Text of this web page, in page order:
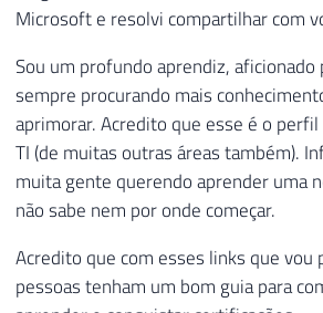
Microsoft e resolvi compartilhar com
Sou um profundo aprendiz, aficionado
sempre procurando mais
aprimorar. Acredito que esse é o
TI (de muitas outras áreas também).
muita gente querendo aprender uma
não sabe nem por onde começar.
Acredito que com esses links que vou
pessoas tenham um bom guia para